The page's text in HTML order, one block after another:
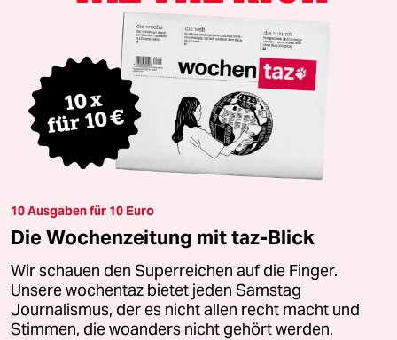
10 Ausgaben für 10 Euro
Die Wochenzeitung mit taz-Blick
Wir schauen den Superreichen auf die Finger.
Unsere wochentaz bietet jeden Samstag
Journalismus, der es nicht allen recht macht und
Stimmen, die woanders nicht gehört werden.